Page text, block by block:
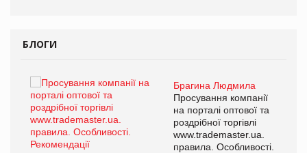
БЛОГИ
Брагина Людмила
Просування компанії
на порталі оптової та
роздрібної торгівлі
www.trademaster.ua.
правила. Особливості.